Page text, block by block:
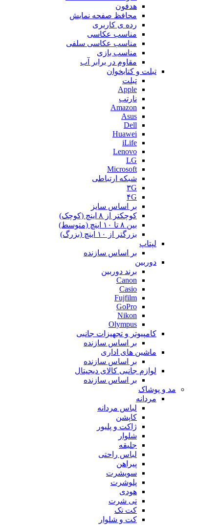
هدفون
محافظ صفحه نمایش
رده ی کاربری
مناسب عکاسی
مناسب عکاسی سلفی
مناسب بازی
مقاوم در برابر آب
تبلت و کتابخوان
تبلت
Apple
نارتب
Amazon
Asus
Dell
Huawei
iLife
Lenovo
LG
Microsoft
شبکه ارتباطی
۳G
۴G
بر اساس سایز
کوچکتر از ۸ اینچ (کوچک)
بین ۸ تا ۱۰ اینچ (متوسط)
بزرگتر از ۱۰ اینچ (بزرگ)
لپتاپ
بر اساس سازنده
دوربین
برند دوربین
Canon
Casio
Fujfilm
GoPro
Nikon
Olympus
کامپیوتر و تجهیزات جانبی
بر اساس سازنده
ماشین های اداری
بر اساس سازنده
لوازم جانبی کالای دیجیتال
بر اساس سازنده
مد و پوشاک
مردانه
لباس مردانه
کاپشن
ژاکت و پلیور
شلوار
جلیقه
لباس راحتی
پیراهن
سویشرت
پلوشرت
هودی
تی شرت
کت تک
کت و شلوار